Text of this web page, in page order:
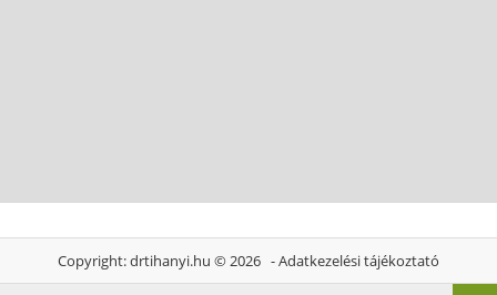
Copyright:drtihanyi.hu © 2026 -Adatkezelési tájékoztató